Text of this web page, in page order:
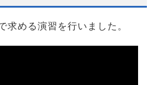
める演習を行いました。